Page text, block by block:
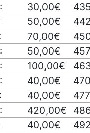
30,00€
50,00€
70,00€
50,00€
100,00€
40,00€
40,00€
420,00€
40,00€